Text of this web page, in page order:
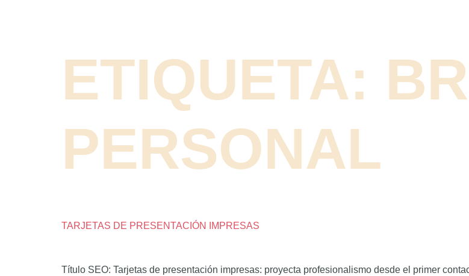
ETIQUETA:
PERSONAL
TARJETAS DE PRESENTACIÓN IMPRESAS
Título SEO: Tarjetas de presentación impresas: proyecta profesionalismo desde el primer